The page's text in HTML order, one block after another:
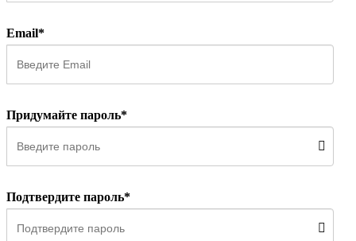
Email*
Придумайте пароль*
Подтвердите пароль*